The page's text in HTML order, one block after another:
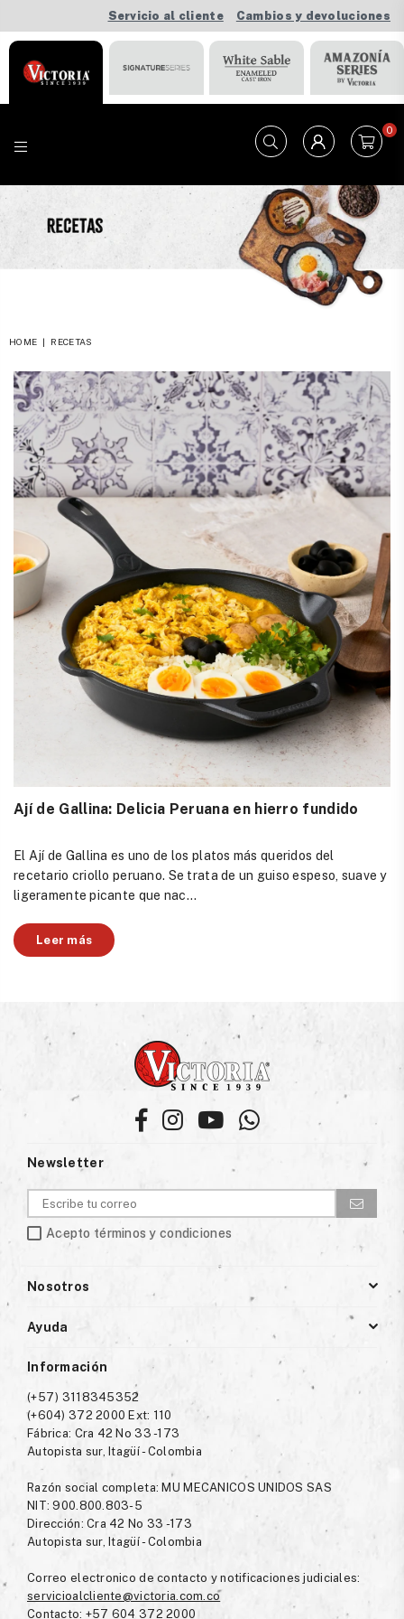
Servicio al cliente Cambios y devoluciones
0
HOME | RECETAS
Ají de Gallina: Delicia Peruana en hierro fundido
El Ají de Gallina es uno de los platos más queridos del
recetario criollo peruano. Se trata de un guiso espeso, suave y
ligeramente picante que nac...
Leer más
FacebookInstagramYouTubeWhatsapp
Newsletter
Acepto términos y condiciones
Nosotros
Ayuda
Información
(+57) 3118345352
(+604) 372 2000 Ext: 110
Fábrica: Cra 42 No 33 -173
Autopista sur, Itagüí - Colombia
Razón social completa: MU MECANICOS UNIDOS SAS
NIT: 900.800.803-5
Dirección: Cra 42 No 33 -173
Autopista sur, Itagüí - Colombia
Correo electronico de contacto y notificaciones judiciales:
servicioalcliente@victoria.com.co
Contacto: +57 604 372 2000